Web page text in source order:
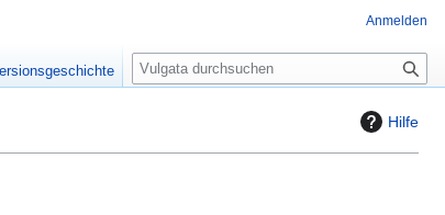
Hilfe
Anmelden
S
u
e